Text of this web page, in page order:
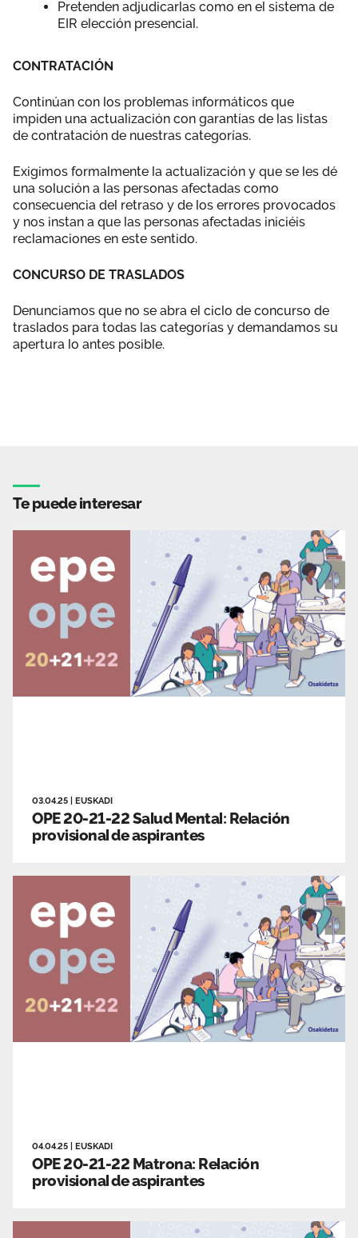
Pretenden adjudicarlas como en el sistema de
EIR elección presencial.
CONTRATACIÓN
Continúan con los problemas informáticos que
impiden una actualización con garantías de las listas
de contratación de nuestras categorías.
Exigimos formalmente la actualización y que se les dé
una solución a las personas afectadas como
consecuencia del retraso y de los errores provocados
y nos instan a que las personas afectadas iniciéis
reclamaciones en este sentido.
CONCURSO DE TRASLADOS
Denunciamos que no se abra el ciclo de concurso de
traslados para todas las categorías y demandamos su
apertura lo antes posible.
Te puede interesar
03.04.25 EUSKADI
OPE 20-21-22 Salud Mental: Relación
provisional de aspirantes
04.04.25 EUSKADI
OPE 20-21-22 Matrona: Relación
provisional de aspirantes